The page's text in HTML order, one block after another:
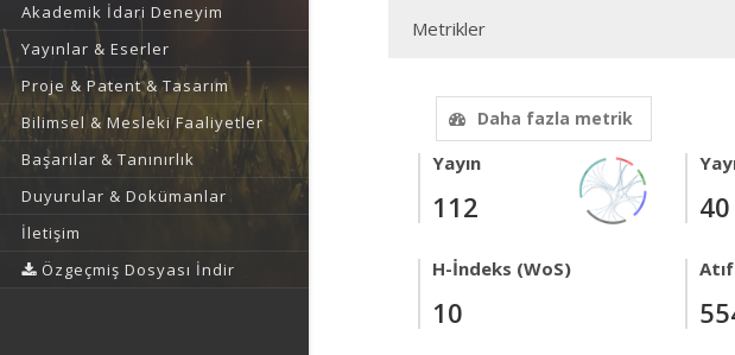
Akademik İdari Deneyim
Yayınlar & Eserler
Proje & Patent & Tasarım
Bilimsel & Mesleki Faaliyetler
Başarılar & Tanınırlık
Duyurular & Dokümanlar
İletişim
Özgeçmiş Dosyası İndir
Metrikler
Daha fazla metrik
Yayın
112 40
H-İndeks (WoS)
10